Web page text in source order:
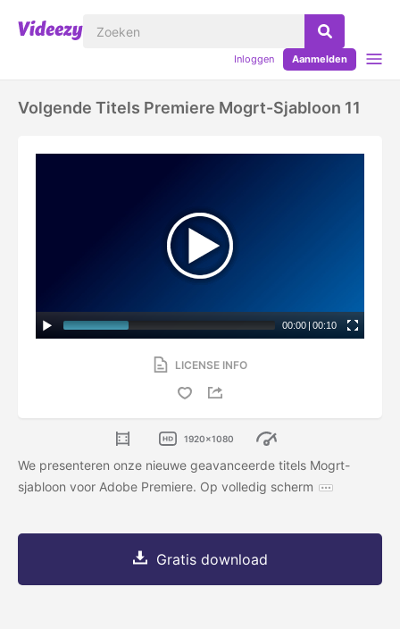
Inloggen Aanmelden
Volgende Titels Premiere Mogrt-Sjabloon 11
00:00 | 00:10
LICENSE INFO
1920x1080
We presenteren onze nieuwe geavanceerde titels Mogrt-
sjabloon voor Adobe Premiere. Op volledig scherm
Gratis download